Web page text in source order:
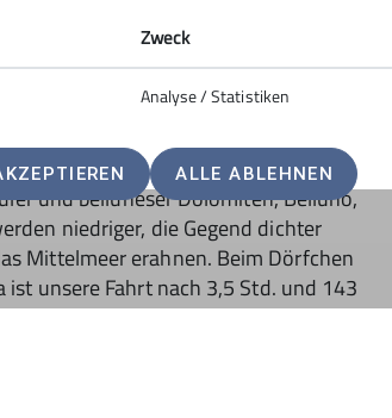
Andi unser Pilot pendelt sich auf
5700 und 6100 m ein und rauscht mit
zu Zeit dreht er den Ballon, damit
Lesachtal, danach erscheint Ruck-
und belluneser Dolomiten, Belluno,
niedriger, die Gegend dichter
Mittelmeer erahnen. Beim Dörfchen
unsere Fahrt nach 3,5 Std. und 143
Zweck
Analyse / Statistiken
ALLE ABLEHNEN